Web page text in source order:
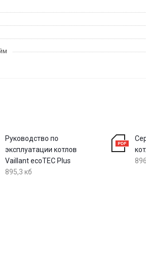
Руководство по
эксплуатации котлов
Vaillant ecoTEC Plus
895,3 кб